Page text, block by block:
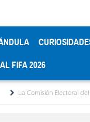
FIFA 2026
del Colegio de